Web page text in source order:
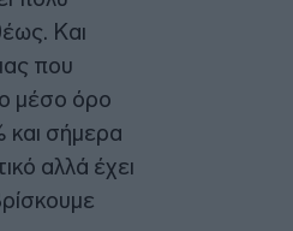
Και
που
μέσο όρο
και σήμερα
αλλά έχει